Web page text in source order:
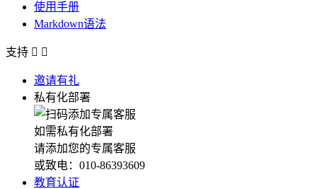
使用手册
Markdown语法
支持  
邀请有礼
私有化部署
如需私有化部署
请添加您的专属客服
或致电：010-86393609
教育认证